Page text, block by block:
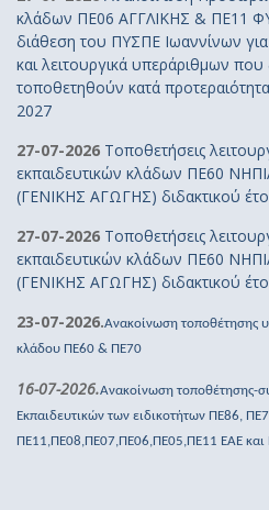
κλάδων ΠΕ06 ΑΓΓΛΙΚΗΣ & ΠΕ11
διάθεση του ΠΥΣΠΕ Ιωαννίνων
και λειτουργικά υπεράριθμων
τοποθετηθούν κατά
2027
27-07-2026 Τοποθετήσεις
εκπαιδευτικών κλάδων ΠΕ60
(ΓΕΝΙΚΗΣ ΑΓΩΓΗΣ) διδακτικού
27-07-2026 Τοποθετήσεις
εκπαιδευτικών κλάδων ΠΕ60
(ΓΕΝΙΚΗΣ ΑΓΩΓΗΣ) διδακτικού
23-07-2026.Ανακοίνωση τοποθέτησης
κλάδου ΠΕ60 & ΠΕ70
16-07-2026.Ανακοίνωση τοποθέτησης-
Εκπαιδευτικών των ειδικοτήτων ΠΕ86,
ΠΕ11,ΠΕ08,ΠΕ07,ΠΕ06,ΠΕ05,ΠΕ11 ΕΑΕ και